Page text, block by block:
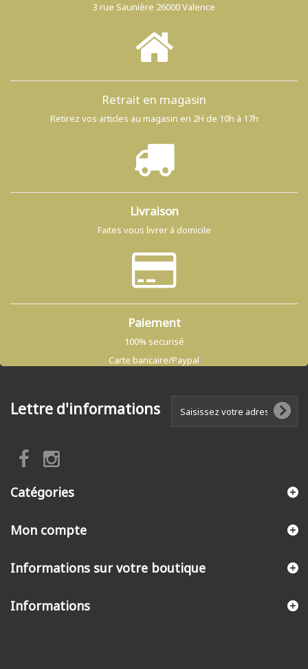
3 rue Saunière 26000 Valence
Retrait en magasin
Retirez vos articles au magasin en 2H de 10h à 17h
Livraison
Faites vous livrer à domicile
Paiement
100% securisé
Carte bancaire/Paypal
Lettre d'informations
Catégories
Mon compte
Informations sur votre boutique
Informations